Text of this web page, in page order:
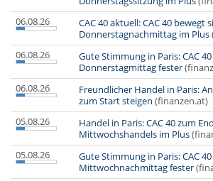
06.08.26
CAC 40 aktuell: CAC 40 bewegt
Donnerstagnachmittag im Plus
06.08.26
Gute Stimmung in Paris: CAC
Donnerstagmittag fester
06.08.26
Freundlicher Handel in Paris:
zum Start steigen (finanzen.at)
05.08.26
Handel in Paris: CAC 40 zum
Mittwochshandels im Plus
05.08.26
Gute Stimmung in Paris: CAC
Mittwochnachmittag fester